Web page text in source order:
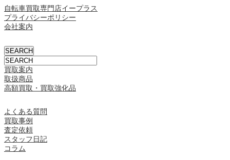
自転車買取専門店イープラス
プライバシーポリシー
会社案内
買取案内
取扱商品
高額買取・買取強化品
よくある質問
買取事例
査定依頼
スタッフ日記
コラム